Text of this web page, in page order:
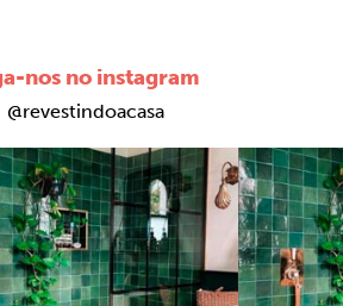
nos no instagram
@revestindoacasa